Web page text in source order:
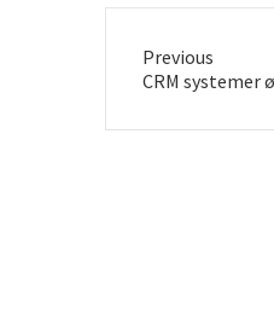
Previous
Previous
CRM systemer